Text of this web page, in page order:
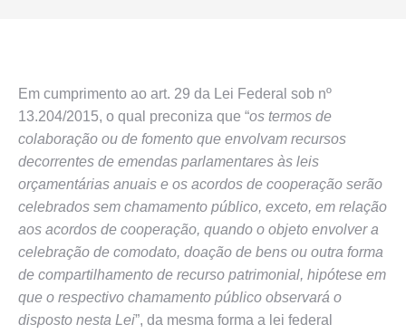
Em cumprimento ao art. 29 da Lei Federal sob nº
13.204/2015, o qual preconiza que “os termos de
colaboração ou de fomento que envolvam recursos
decorrentes de emendas parlamentares às leis
orçamentárias anuais e os acordos de cooperação serão
celebrados sem chamamento público, exceto, em relação
aos acordos de cooperação, quando o objeto envolver a
celebração de comodato, doação de bens ou outra forma
de compartilhamento de recurso patrimonial, hipótese em
que o respectivo chamamento público observará o
disposto nesta Lei”, da mesma forma a lei federal